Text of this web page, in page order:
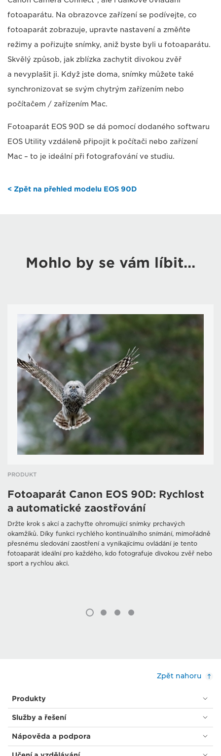
fotoaparátu. Na obrazovce zařízení se podívejte, co
fotoaparát zobrazuje, upravte nastavení a změňte
režimy a pořizujte snímky, aniž byste byli u fotoaparátu.
Skvělý způsob, jak zblízka zachytit divokou zvěř
a nevyplašit ji. Když jste doma, snímky můžete také
synchronizovat se svým chytrým zařízením nebo
počítačem / zařízením Mac.
Fotoaparát EOS 90D se dá pomocí dodaného softwaru
EOS Utility vzdáleně připojit k počítači nebo zařízení
Mac – to je ideální při fotografování ve studiu.
< Zpět na přehled modelu EOS 90D
Mohlo by se vám líbit…
PRODUKT
Fotoaparát Canon EOS 90D: Rychlost
a automatické zaostřování
Držte krok s akcí a zachyťte ohromující snímky prchavých
okamžiků. Díky funkci rychlého kontinuálního snímání, mimořádně
přesnému sledování zaostření a vynikajícímu ovládání je tento
fotoaparát ideální pro každého, kdo fotografuje divokou zvěř nebo
sport a rychlou akci.
Zpět nahoru
Produkty
Služby a řešení
Nápověda a podpora